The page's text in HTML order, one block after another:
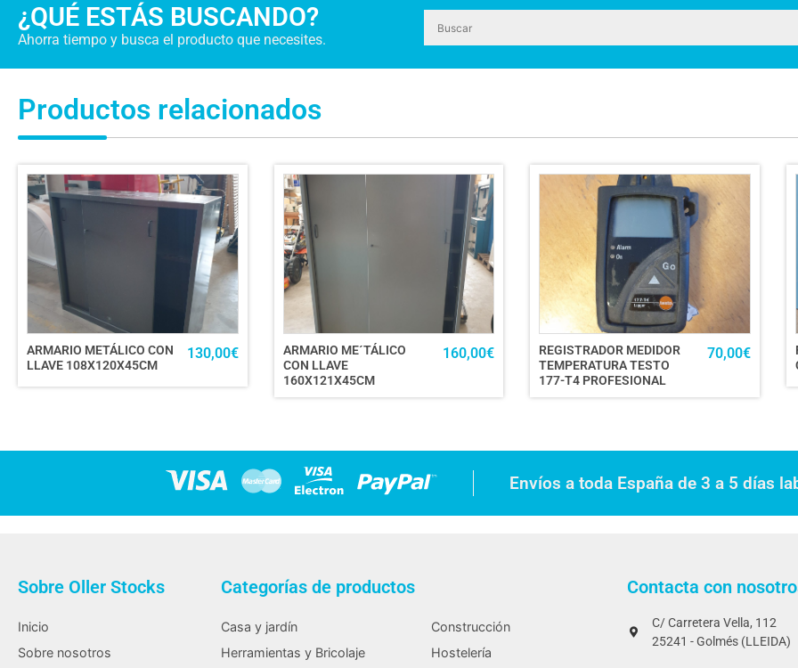
¿QUÉ ESTÁS BUSCANDO?
Ahorra tiempo y busca el producto que necesites.
Productos relacionados
ARMARIO METÁLICO CON
LLAVE 108X120X45CM
130,00€
ARMARIO ME´TÁLICO
CON LLAVE
160X121X45CM
160,00€
REGISTRADOR MEDIDOR
TEMPERATURA TESTO
177-T4 PROFESIONAL
70,00€
Envíos a toda España de 3 a 5 días
Sobre Oller Stocks
Inicio
Sobre nosotros
Categorías de productos
Casa y jardín
Construcción
Herramientas y Bricolaje
Hostelería
Contacta con
C/ Carretera Vella, 112
25241 - Golmés (LLEIDA)